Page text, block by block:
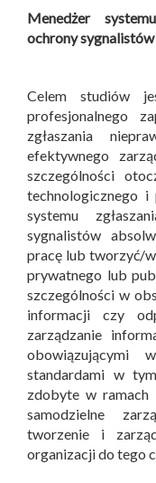
Menedżer
ochrony
Celem studiów
profesjonalnego
zgłaszania
efektywnego
szczególności
technologicznego i
systemu
sygnalistów
pracę lub tworzyć/
prywatnego lub
szczególności w
informacji czy
zarządzanie
obowiązującymi
standardami w
zdobyte w ramach
samodzielne
tworzenie i
organizacji do tego